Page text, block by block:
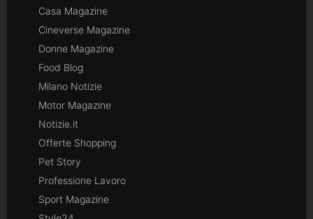
Casa Magazine
Cineverse Magazine
Donne Magazine
Food Blog
Milano Notizie
Motor Magazine
Notizie.it
Offerte Shopping
Pet Story
Professione Lavoro
Sport Magazine